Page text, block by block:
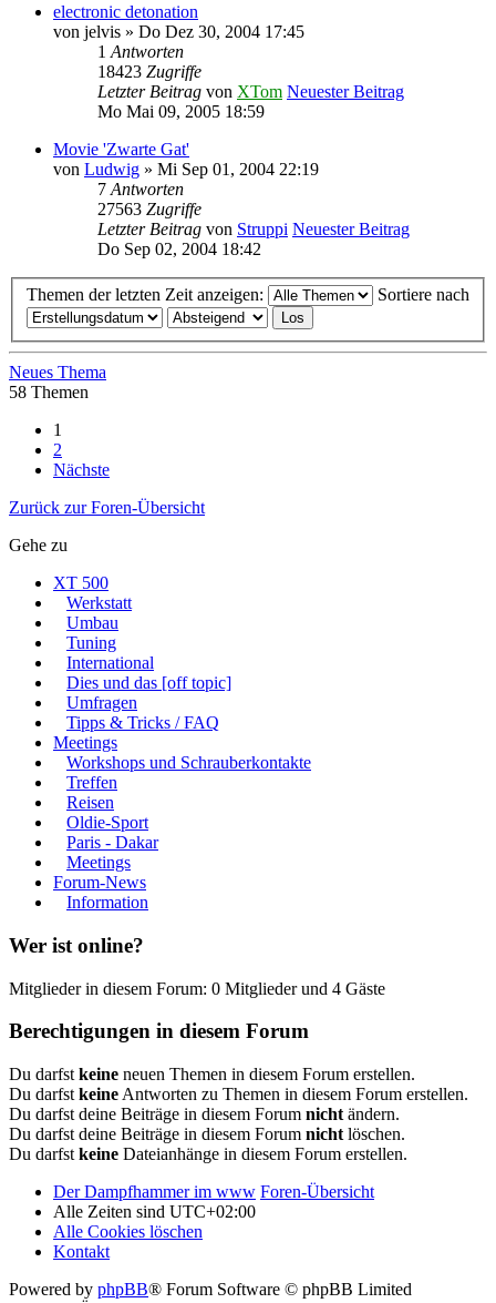
electronic detonation
von jelvis » Do Dez 30, 2004 17:45
1 Antworten
18423 Zugriffe
Letzter Beitrag von XTom Neuester Beitrag
Mo Mai 09, 2005 18:59
Movie 'Zwarte Gat'
von Ludwig » Mi Sep 01, 2004 22:19
7 Antworten
27563 Zugriffe
Letzter Beitrag von Struppi Neuester Beitrag
Do Sep 02, 2004 18:42
Themen der letzten Zeit anzeigen: Sortiere nach
Neues Thema
58 Themen
1
2
Nächste
Zurück zur Foren-Übersicht
Gehe zu
XT 500
Werkstatt
Umbau
Tuning
International
Dies und das [off topic]
Umfragen
Tipps & Tricks / FAQ
Meetings
Workshops und Schrauberkontakte
Treffen
Reisen
Oldie-Sport
Paris - Dakar
Meetings
Forum-News
Information
Wer ist online?
Mitglieder in diesem Forum: 0 Mitglieder und 4 Gäste
Berechtigungen in diesem Forum
Du darfst keine neuen Themen in diesem Forum erstellen.
Du darfst keine Antworten zu Themen in diesem Forum erstellen.
Du darfst deine Beiträge in diesem Forum nicht ändern.
Du darfst deine Beiträge in diesem Forum nicht löschen.
Du darfst keine Dateianhänge in diesem Forum erstellen.
Der Dampfhammer im www Foren-Übersicht
Alle Zeiten sind UTC+02:00
Alle Cookies löschen
Kontakt
Powered by phpBB® Forum Software © phpBB Limited